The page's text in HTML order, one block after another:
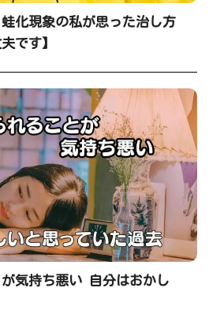
化現象の私が思った治し方
です】
気持ち悪い 自分はおかし